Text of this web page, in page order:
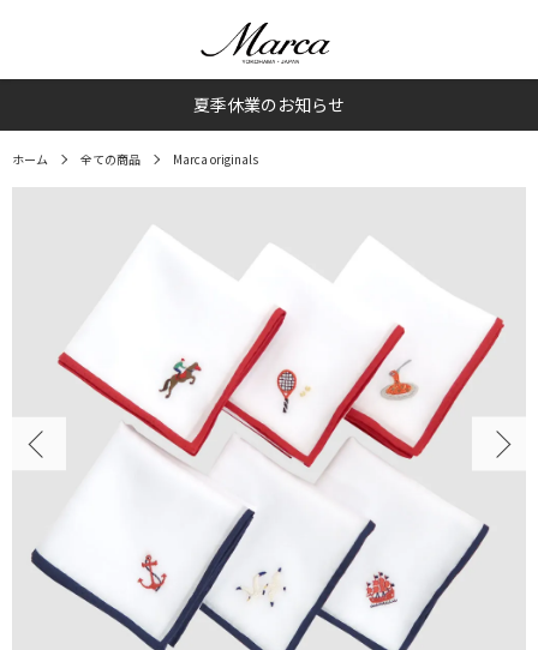
夏季休業のお知らせ
ホーム 全ての商品 Marca originals